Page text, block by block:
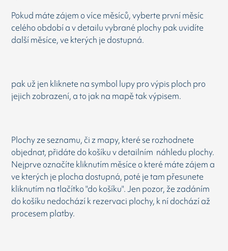
Pokud máte zájem o více měsíců, vyberte první měsíc
celého období a v detailu vybrané plochy pak uvidíte
další měsíce, ve kterých je dostupná.
pak už jen kliknete na symbol lupy pro výpis ploch pro
jejich zobrazení, a to jak na mapě tak výpisem.
Plochy ze seznamu, či z mapy, které se rozhodnete
objednat, přidáte do košíku v detailním náhledu plochy.
Nejprve označíte kliknutím měsíce o které máte zájem a
ve kterých je plocha dostupná, poté je tam přesunete
kliknutím na tlačítko "do košíku". Jen pozor, že zadáním
do košíku nedochází k rezervaci plochy, k ní dochází až
procesem platby.